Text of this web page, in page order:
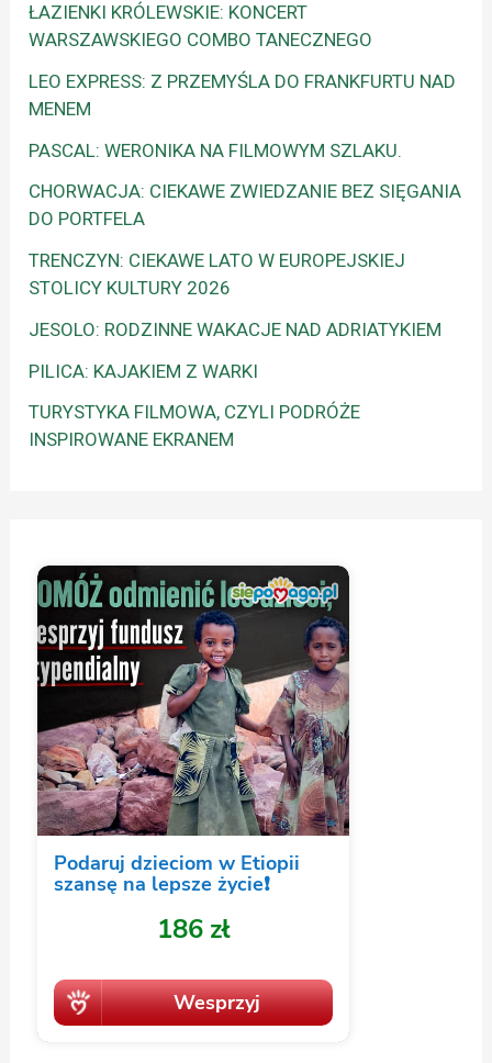
ŁAZIENKI KRÓLEWSKIE: KONCERT
WARSZAWSKIEGO COMBO TANECZNEGO
LEO EXPRESS: Z PRZEMYŚLA DO FRANKFURTU NAD
MENEM
PASCAL: WERONIKA NA FILMOWYM SZLAKU.
CHORWACJA: CIEKAWE ZWIEDZANIE BEZ SIĘGANIA
DO PORTFELA
TRENCZYN: CIEKAWE LATO W EUROPEJSKIEJ
STOLICY KULTURY 2026
JESOLO: RODZINNE WAKACJE NAD ADRIATYKIEM
PILICA: KAJAKIEM Z WARKI
TURYSTYKA FILMOWA, CZYLI PODRÓŻE
INSPIROWANE EKRANEM